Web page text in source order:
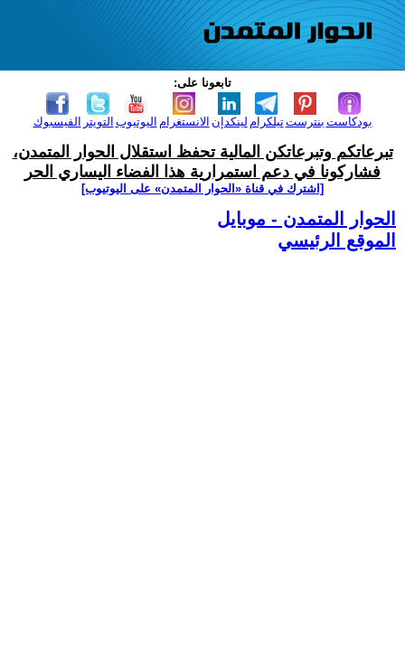
تابعونا على:
الفيسبوك التويتر اليوتيوب الانستغرام لينكدإن تيلكرامبنترست بودكاست
تبرعاتكم وتبرعاتكن المالية تحفظ استقلال الحوار المتمدن،
فشاركونا في دعم استمرارية هذا الفضاء اليساري الحر
[اشترك في قناة ‫«الحوار المتمدن» على اليوتيوب]
الحوار المتمدن - موبايل
الموقع الرئيسي